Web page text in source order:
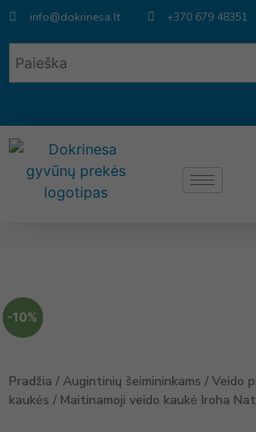
info@dokrinesa.lt +370 679 48351
-10%
Pradžia / Augintinių šeimininkams / Veido
kaukės / Maitinamoji veido kaukė Iroha